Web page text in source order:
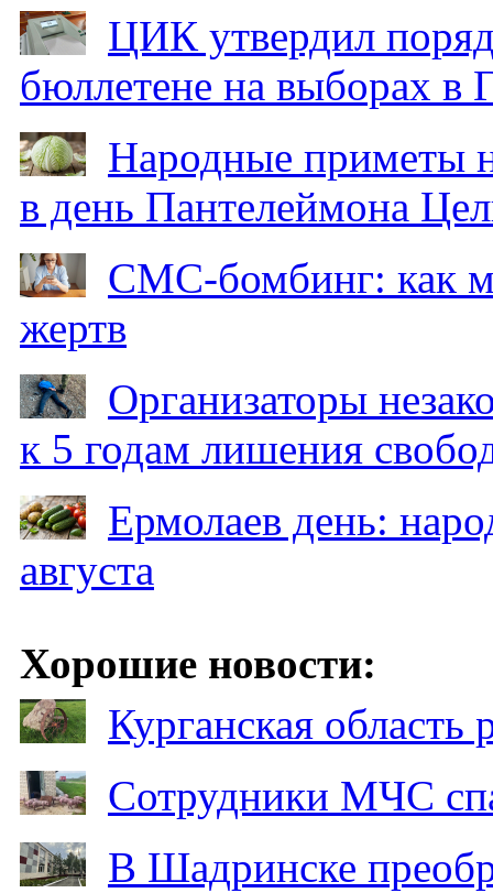
ЦИК утвердил
бюллетене на выборах в
Народные приметы
в день Пантелеймона
СМС-бомбинг: как
жертв
Организаторы
к 5 годам лишения
Ермолаев день:
августа
Хорошие новости:
Курганская
Сотрудники МЧС
В Шадринске